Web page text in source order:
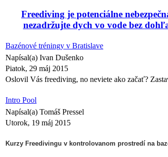
Freediving je potenciálne
nezadržujte dych vo vode bez
Bazénové tréningy v Bratislave
Napísal(a) Ivan Dušenko
Piatok, 29 máj 2015
Oslovil Vás freediving, no neviete ako začať?
Intro Pool
Napísal(a) Tomáš Pressel
Utorok, 19 máj 2015
Kurzy Freedivingu v kontrolovanom prostredí na